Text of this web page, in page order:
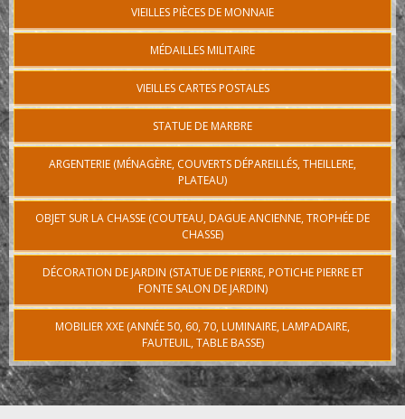
VIEILLES PIÈCES DE MONNAIE
MÉDAILLES MILITAIRE
VIEILLES CARTES POSTALES
STATUE DE MARBRE
ARGENTERIE (MÉNAGÈRE, COUVERTS DÉPAREILLÉS, THEILLERE,
PLATEAU)
OBJET SUR LA CHASSE (COUTEAU, DAGUE ANCIENNE, TROPHÉE DE
CHASSE)
DÉCORATION DE JARDIN (STATUE DE PIERRE, POTICHE PIERRE ET
FONTE SALON DE JARDIN)
MOBILIER XXE (ANNÉE 50, 60, 70, LUMINAIRE, LAMPADAIRE,
FAUTEUIL, TABLE BASSE)